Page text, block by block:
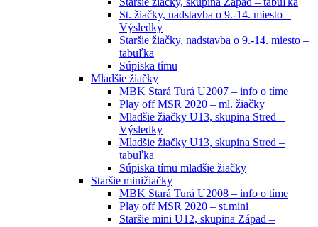
St. žiačky, nadstavba o 9.-14. miesto –
Výsledky
Staršie žiačky, nadstavba o 9.-14. miesto –
tabuľka
Súpiska tímu
Mladšie žiačky
MBK Stará Turá U2007 – info o tíme
Play off MSR 2020 – ml. žiačky
Mladšie žiačky U13, skupina Stred –
Výsledky
Mladšie žiačky U13, skupina Stred –
tabuľka
Súpiska tímu mladšie žiačky
Staršie minižiačky
MBK Stará Turá U2008 – info o tíme
Play off MSR 2020 – st.mini
Staršie mini U12, skupina Západ –